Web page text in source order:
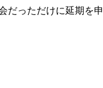
だっただけに延期を申